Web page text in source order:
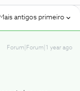
Mais antigos primeiro
Forum|Forum|1 year ago